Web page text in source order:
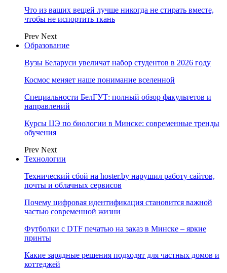
Что из ваших вещей лучше никогда не стирать вместе,
чтобы не испортить ткань
Prev Next
Образование
Вузы Беларуси увеличат набор студентов в 2026 году
Космос меняет наше понимание вселенной
Специальности БелГУТ: полный обзор факультетов и
направлений
Курсы ЦЭ по биологии в Минске: современные тренды
обучения
Prev Next
Технологии
Технический сбой на hoster.by нарушил работу сайтов,
почты и облачных сервисов
Почему цифровая идентификация становится важной
частью современной жизни
Футболки с DTF печатью на заказ в Минске – яркие
принты
Какие зарядные решения подходят для частных домов и
коттеджей